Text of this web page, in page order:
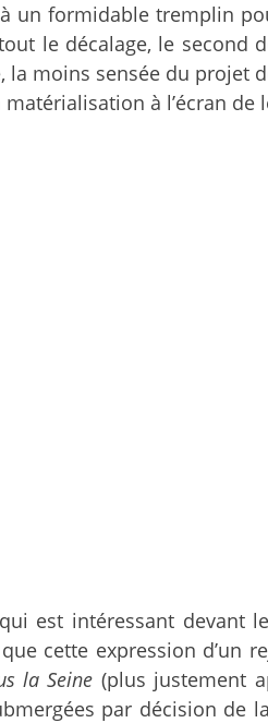
un formidable tremplin
le décalage, le second
moins sensée du projet
à l’écran
est intéressant devant
cette expression d’un
la Seine (plus justement
par décision